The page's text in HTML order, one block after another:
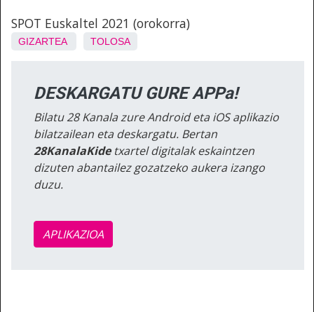
SPOT Euskaltel 2021 (orokorra)
GIZARTEA TOLOSA
DESKARGATU GURE APPa!
Bilatu 28 Kanala zure Android eta iOS aplikazio
bilatzailean eta deskargatu. Bertan
28KanalaKidetxartel digitalak eskaintzen
dizuten abantailez gozatzeko aukera izango
duzu.
APLIKAZIOA